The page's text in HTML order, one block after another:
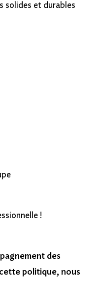
solides et durables
!
des
politique, nous